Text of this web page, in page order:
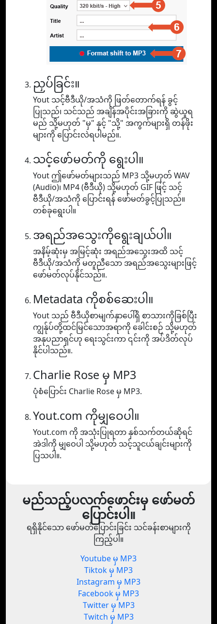
ညှပ်ခြင်း။
Yout သင့်ဗီဒီယို/အသံကို ဖြတ်တောက်ရန် ခွင့်
ပြုသည်၊ သင်သည် အချိန်အပိုင်းအခြားကို ဆွဲယူရ
မည် သို့မဟုတ် "မှ" နှင့် "သို့" အကွက်များရှိ တန်ဖိုး
များကို ပြောင်းလဲရပါမည်။.
သင့်ဖော်မတ်ကို ရွေးပါ။
Yout ဤဖော်မတ်များသည် MP3 သို့မဟုတ် WAV
(Audio)၊ MP4 (ဗီဒီယို) သို့မဟုတ် GIF ဖြင့် သင့်
ဗီဒီယို/အသံကို ပြောင်းရန် ဖော်မတ်ခွင့်ပြုသည်။
တစ်ခုရွေးပါ။
အရည်အသွေးကိုရွေးချယ်ပါ။
အနိမ့်ဆုံးမှ အမြင့်ဆုံး အရည်အသွေးအထိ သင့်
ဗီဒီယို/အသံကို မတူညီသော အရည်အသွေးများဖြင့်
ဖော်မတ်လုပ်နိုင်သည်။.
Metadata ကိုစစ်ဆေးပါ။
Yout သည် ဗီဒီယိုစာမျက်နှာပေါ်ရှိ စာသားကိုခြစ်ပြီး
ကျွန်ုပ်တို့ထင်မြင်သောအရာကို ခေါင်းစဉ် သို့မဟုတ်
အနုပညာရှင်ဟု ရေးသွင်းကာ ၎င်းကို အပ်ဒိတ်လုပ်
နိုင်ပါသည်။.
Charlie Rose မှ MP3
ပုံစံပြောင်း Charlie Rose မှ MP3.
Yout.com ကိုမျှဝေပါ။
Yout.com ကို အသုံးပြုရတာ နှစ်သက်တယ်ဆိုရင်
အဲဒါကို မျှဝေပါ သို့မဟုတ် သင့်သူငယ်ချင်းများကို
ပြသပါ။.
မည်သည့်ပလက်ဖောင်းမှ ဖော်မတ်
ပြောင်းပါ။
ရရှိနိုင်သော ဖော်မတ်ပြောင်းခြင်း သင်ခန်းစာများကို
ကြည့်ပါ။
Youtube မှ MP3
Tiktok မှ MP3
Instagram မှ MP3
Facebook မှ MP3
Twitter မှ MP3
Twitch မှ MP3